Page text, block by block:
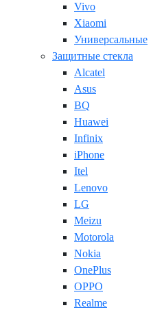
Vivo
Xiaomi
Универсальные
Защитные стекла
Alcatel
Asus
BQ
Huawei
Infinix
iPhone
Itel
Lenovo
LG
Meizu
Motorola
Nokia
OnePlus
OPPO
Realme